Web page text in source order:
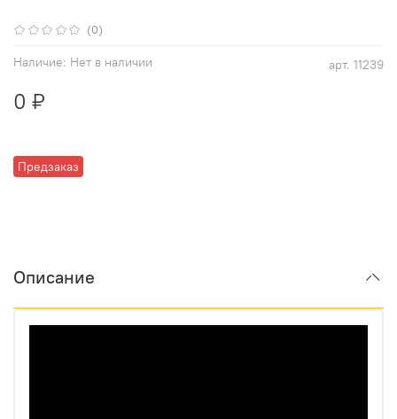
(0)
арт. 11239
Наличие: Нет в наличии
Предзаказ
0 ₽
Описание